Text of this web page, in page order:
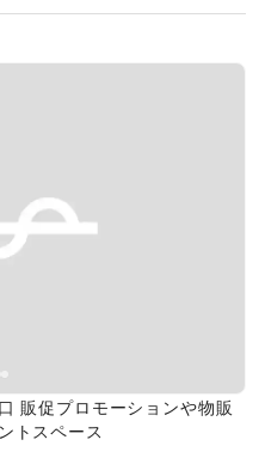
販促プロモーションや物販
トスペース